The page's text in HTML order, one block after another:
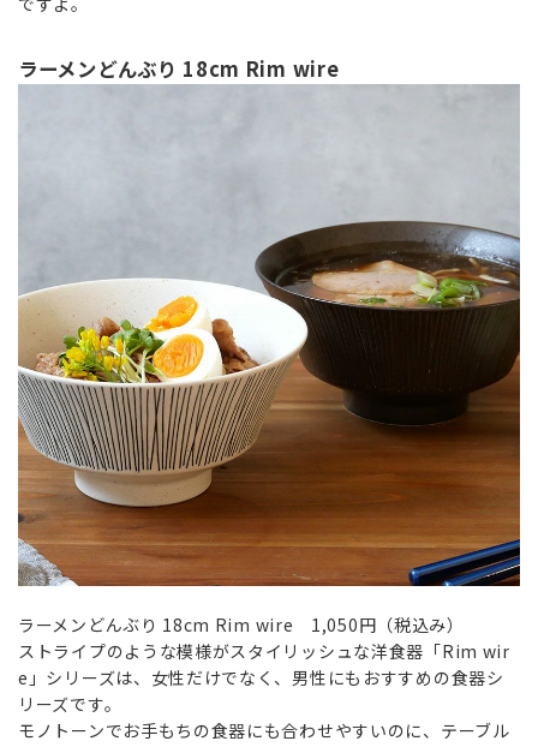
ラーメンどんぶり 18cm Rim wire
ラーメンどんぶり 18cm Rim wire 1,050円（税込み）
ストライプのような模様がスタイリッシュな洋食器「Rim wir
e」シリーズは、女性だけでなく、男性にもおすすめの食器シ
リーズです。
モノトーンでお手もちの食器にも合わせやすいのに、テーブル